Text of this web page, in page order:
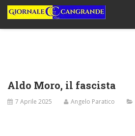
Aldo Moro, il fascista
7 Aprile 2025 Angelo Paratico